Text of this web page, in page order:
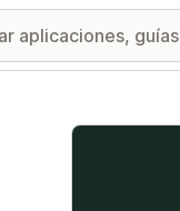
Galería de